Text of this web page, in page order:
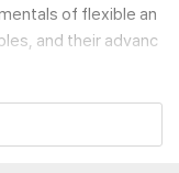
of flexible an
and their advanc
scientists, researc
principles, techn